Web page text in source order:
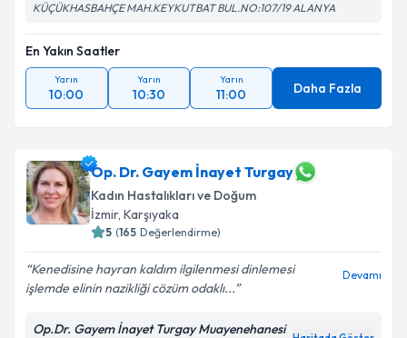
KÜÇÜKHASBAHÇE MAH.KEYKUTBAT BUL.NO:107/19 ALANYA
En Yakın Saatler
Yarın
10:00
Yarın
10:30
Yarın
11:00 Daha Fazla
Op. Dr. Gayem İnayet Turgay
Kadın Hastalıkları ve Doğum
İzmir, Karşıyaka
5 (165 Değerlendirme)
Kenedisine hayran kaldım ilgilenmesi dinlemesi
işlemde elinin nazikliği cözüm odaklı...
Devamı
Op.Dr. Gayem İnayet Turgay Muayenehanesi